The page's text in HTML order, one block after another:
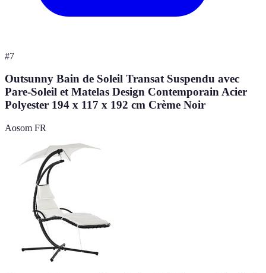
#7
Outsunny Bain de Soleil Transat Suspendu avec
Pare-Soleil et Matelas Design Contemporain Acier
Polyester 194 x 117 x 192 cm Crème Noir
Aosom FR